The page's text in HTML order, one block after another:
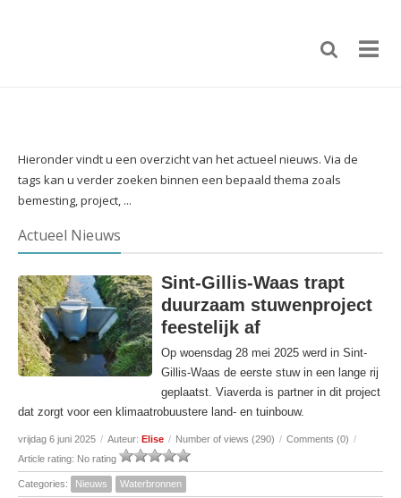
Hieronder vindt u een overzicht van het actueel nieuws. Via de
tags kan u verder zoeken binnen een bepaald thema zoals
bemesting, project, ...
Actueel Nieuws
Sint-Gillis-Waas trapt
duurzaam stuwenproject
feestelijk af
Op woensdag 28 mei 2025 werd in Sint-
Gillis-Waas de eerste stuw in een lange rij
geplaatst. Viaverda is partner in dit project
dat zorgt voor een klimaatrobuustere land- en tuinbouw.
vrijdag 6 juni 2025 / Auteur: Elise / Number of views (290) / Comments (0) /
Article rating: No rating
Categories: Nieuws Waterbronnen